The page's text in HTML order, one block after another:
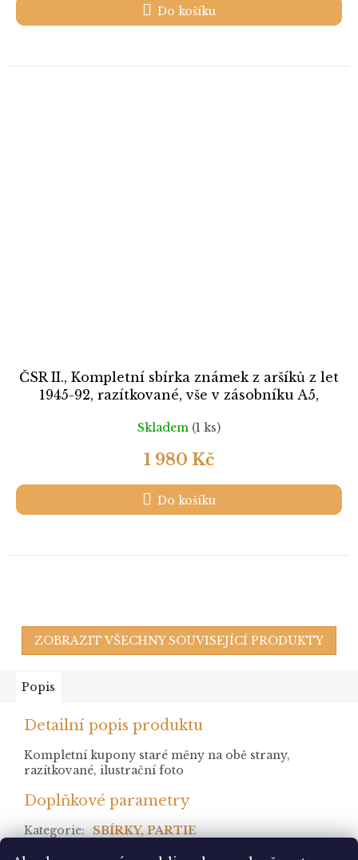
Do košíku
ČSR II., Kompletní sbírka známek z aršíků z let
1945-92, razítkované, vše v zásobníku A5,
Skladem (1 ks)
1 980 Kč
Do košíku
ZOBRAZIT VŠECHNY SOUVISEJÍCÍ PRODUKTY
Popis
Detailní popis produktu
Kompletní kupony staré měny na obě strany,
razítkované, ilustrační foto
Doplňkové parametry
Kategorie: SBÍRKY, PARTIE